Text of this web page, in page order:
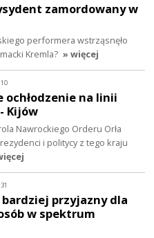
zamordowany w
performera wstrząsnęło
Kremla? » więcej
ochłodzenie na linii
Kijów
Nawrockiego Orderu Orła
i politycy z tego kraju
przyjazny dla
w spektrum